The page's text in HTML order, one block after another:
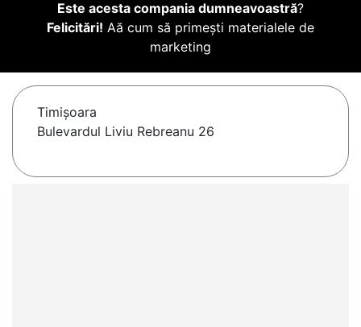
Este acesta compania dumneavoastră?
Felicitări! Aă cum să primești materialele de
marketing
Timişoara
Bulevardul Liviu Rebreanu 26